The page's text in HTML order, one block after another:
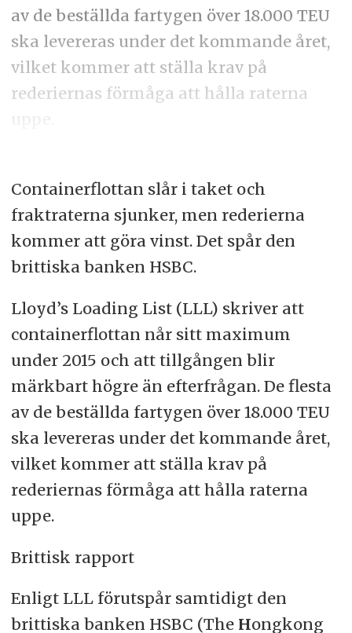
av de beställda fartygen över 18.000 TEU
ska levereras under det kommande året,
vilket kommer att ställa krav på
rederiernas förmåga att hålla raterna
Containerflottan slår i taket och
fraktraterna sjunker, men rederierna
kommer att göra vinst. Det spår den
brittiska banken HSBC.
Lloyd’s Loading List (LLL) skriver att
containerflottan når sitt maximum
under 2015 och att tillgången blir
märkbart högre än efterfrågan. De flesta
av de beställda fartygen över 18.000 TEU
ska levereras under det kommande året,
vilket kommer att ställa krav på
rederiernas förmåga att hålla raterna
uppe.
Brittisk rapport
Enligt LLL förutspår samtidigt den
brittiska banken HSBC (The Hongkong